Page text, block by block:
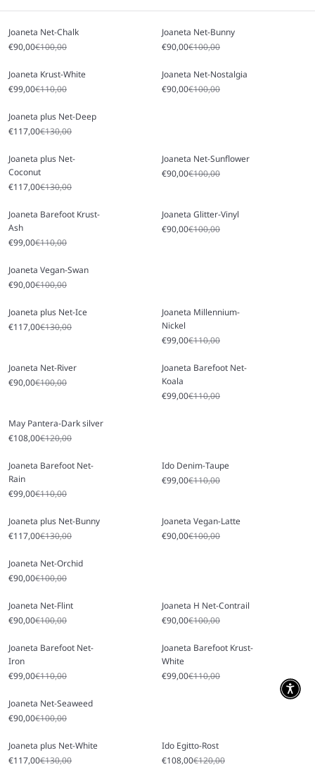
Joaneta Net-Chalk
Angebot
€90,00Regulärer Preis
€100,00
Joaneta Net-Bunny
Angebot
€90,00Regulärer Preis
€100,00
Joaneta Krust-White
Angebot
€99,00Regulärer Preis
€110,00
Joaneta Net-Nostalgia
Angebot
€90,00Regulärer Preis
€100,00
Joaneta plus Net-Deep
Angebot
€117,00Regulärer Preis
€130,00
Joaneta plus Net-
Coconut
Angebot
€117,00Regulärer Preis
€130,00
Joaneta Net-Sunflower
Angebot
€90,00Regulärer Preis
€100,00
Joaneta Barefoot Krust-
Ash
Angebot
€99,00Regulärer Preis
€110,00
Joaneta Glitter-Vinyl
Angebot
€90,00Regulärer Preis
€100,00
Joaneta Vegan-Swan
Angebot
€90,00Regulärer Preis
€100,00
Joaneta plus Net-Ice
Angebot
€117,00Regulärer Preis
€130,00
Joaneta Millennium-
Nickel
Angebot
€99,00Regulärer Preis
€110,00
Joaneta Net-River
Angebot
€90,00Regulärer Preis
€100,00
Joaneta Barefoot Net-
Koala
Angebot
€99,00Regulärer Preis
€110,00
May Pantera-Dark silver
Angebot
€108,00Regulärer Preis
€120,00
Joaneta Barefoot Net-
Rain
Angebot
€99,00Regulärer Preis
€110,00
Ido Denim-Taupe
Angebot
€99,00Regulärer Preis
€110,00
Joaneta plus Net-Bunny
Angebot
€117,00Regulärer Preis
€130,00
Joaneta Vegan-Latte
Angebot
€90,00Regulärer Preis
€100,00
Joaneta Net-Orchid
Angebot
€90,00Regulärer Preis
€100,00
Joaneta Net-Flint
Angebot
€90,00Regulärer Preis
€100,00
Joaneta H Net-Contrail
Angebot
€90,00Regulärer Preis
€100,00
Joaneta Barefoot Net-
Iron
Angebot
€99,00Regulärer Preis
€110,00
Joaneta Barefoot Krust-
White
Angebot
€99,00Regulärer Preis
€110,00
Joaneta Net-Seaweed
Angebot
€90,00Regulärer Preis
€100,00
Joaneta plus Net-White
Angebot
€117,00Regulärer Preis
€130,00
Ido Egitto-Rost
Angebot
€108,00Regulärer Preis
€120,00